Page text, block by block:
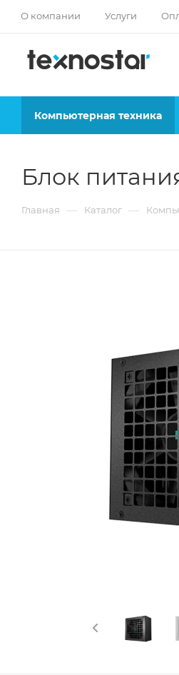
О компании Услуги
Компьютерная техника
Блок
Главная — Каталог —